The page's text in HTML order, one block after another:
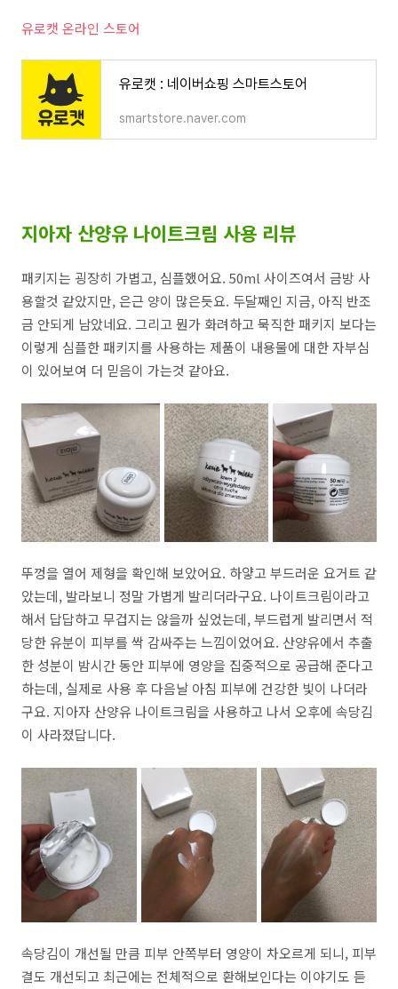
유로캣 온라인 스토어
유로캣 : 네이버쇼핑 스마트스토어
smartstore.naver.com
지아자 산양유 나이트크림 사용 리뷰
패키지는 굉장히 가볍고, 심플했어요. 50ml 사이즈여서 금방 사
용할것 같았지만, 은근 양이 많은듯요. 두달째인 지금, 아직 반조
금 안되게 남았네요. 그리고 뭔가 화려하고 묵직한 패키지 보다는
이렇게 심플한 패키지를 사용하는 제품이 내용물에 대한 자부심
이 있어보여 더 믿음이 가는것 같아요.
뚜껑을 열어 제형을 확인해 보았어요. 하얗고 부드러운 요거트 같
았는데, 발라보니 정말 가볍게 발리더라구요. 나이트크림이라고
해서 답답하고 무겁지는 않을까 싶었는데, 부드럽게 발리면서 적
당한 유분이 피부를 싹 감싸주는 느낌이었어요. 산양유에서 추출
한 성분이 밤시간 동안 피부에 영양을 집중적으로 공급해 준다고
하는데, 실제로 사용 후 다음날 아침 피부에 건강한 빛이 나더라
구요. 지아자 산양유 나이트크림을 사용하고 나서 오후에 속당김
이 사라졌답니다.
속당김이 개선될 만큼 피부 안쪽부터 영양이 차오르게 되니, 피부
결도 개선되고 최근에는 전체적으로 환해보인다는 이야기도 듣